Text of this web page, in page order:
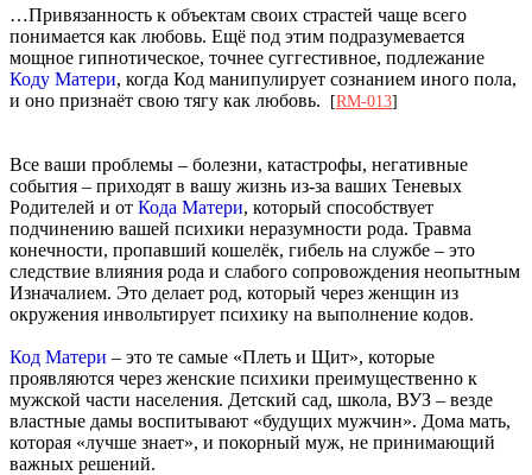
…Привязанность к объектам своих страстей чаще всего
понимается как любовь. Ещё под этим подразумевается
мощное гипнотическое, точнее суггестивное, подлежание
Коду Матери, когда Код манипулирует сознанием иного пола,
и оно признаёт свою тягу как любовь.
[RM-013]
Все ваши проблемы – болезни, катастрофы, негативные
события – приходят в вашу жизнь из-за ваших Теневых
Родителей и от Кода Матери, который способствует
подчинению вашей психики неразумности рода. Травма
конечности, пропавший кошелёк, гибель на службе – это
следствие влияния рода и слабого сопровождения неопытным
Изначалием. Это делает род, который через женщин из
окружения инвольтирует психику на выполнение кодов.
Код Матери – это те самые «Плеть и Щит», которые
проявляются через женские психики преимущественно к
мужской части населения. Детский сад, школа, ВУЗ – везде
властные дамы воспитывают «будущих мужчин». Дома мать,
которая «лучше знает», и покорный муж, не принимающий
важных решений.